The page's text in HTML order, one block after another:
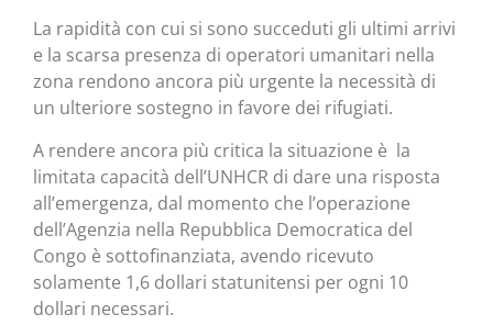
La rapidità con cui si sono succeduti gli ultimi arrivi
e la scarsa presenza di operatori umanitari nella
zona rendono ancora più urgente la necessità di
un ulteriore sostegno in favore dei rifugiati.
A rendere ancora più critica la situazione è la
limitata capacità dell’UNHCR di dare una risposta
all’emergenza, dal momento che l’operazione
dell’Agenzia nella Repubblica Democratica del
Congo è sottofinanziata, avendo ricevuto
solamente 1,6 dollari statunitensi per ogni 10
dollari necessari.